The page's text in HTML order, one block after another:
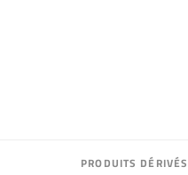
PRODUITS DÉRIVÉS